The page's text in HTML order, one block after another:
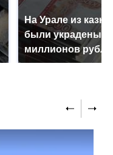
На Урале из казны
были украдены 18
миллионов рублей